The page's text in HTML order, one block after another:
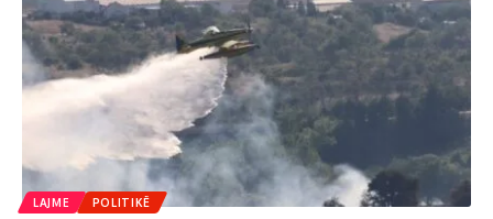
LAJME POLITIKË